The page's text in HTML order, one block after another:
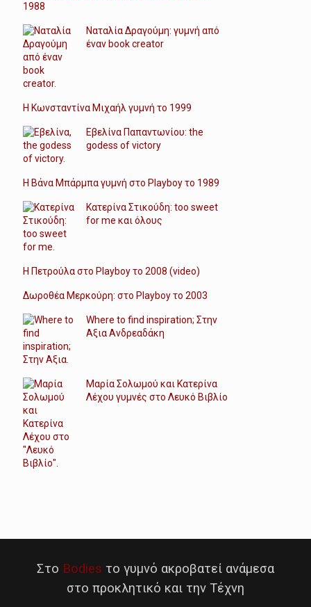
1988
Ναταλία Δραγούμη: γυμνή από
έναν book creator
Η Κωνσταντίνα Μιχαήλ γυμνή το 1999
Εβελίνα Παπαντωνίου: the
godess of victory
Η Βάνα Μπάρμπα γυμνή στο Playboy το 1989
Κατερίνα Στικούδη: too sweet
for me και όλους
Η Πετρούλα στο Playboy το 2008 (video)
Δωροθέα Μερκούρη: στο Playboy το 2003
Where to find inspiration; Στην
Αξια Ανδρεαδάκη
Μαρία Σολωμού και Κατερίνα
Λέχου γυμνές στο Λευκό Βιβλίο
Στο Bodies το γυμνό ακροβατεί ανάμεσα
στο προκλητικό και την Τέχνη